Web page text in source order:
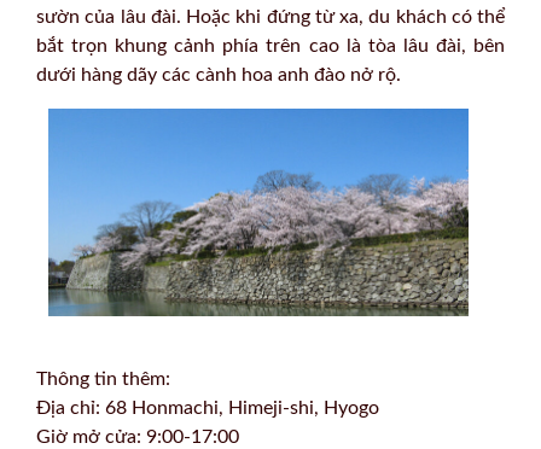
sườn của lâu đài. Hoặc khi đứng từ xa, du khách có thể
bắt trọn khung cảnh phía trên cao là tòa lâu đài, bên
dưới hàng dãy các cành hoa anh đào nở rộ.
Thông tin thêm:
Địa chỉ: 68 Honmachi, Himeji-shi, Hyogo
Giờ mở cửa: 9:00-17:00